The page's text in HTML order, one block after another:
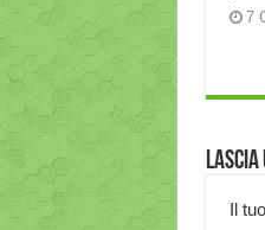
7
Lascia
Il